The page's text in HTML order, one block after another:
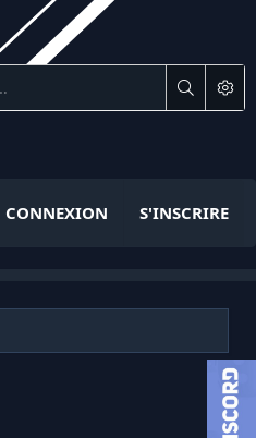
CONNEXION S'INSCRIRE